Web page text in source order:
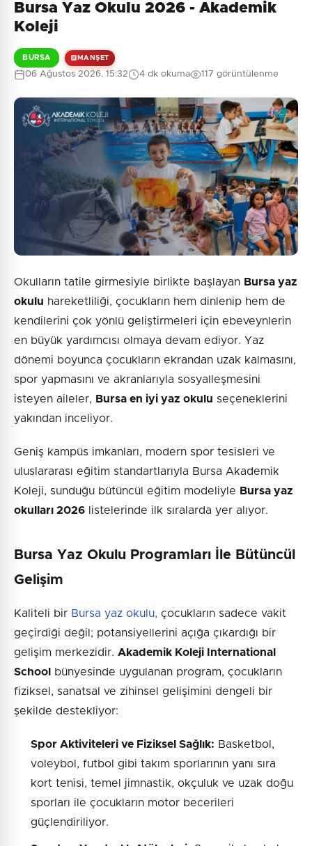
Güvenlik Sorusu:
9 + 1 = ?
Gönder
Henüz yorum yapılmamış. İlk yorumu siz yapın!
Bursa Yaz Okulu 2026 - Akademik
Koleji
BURSA MANŞET
06 Ağustos 2026, 15:32 4 dk okuma 117 görüntülenme
Okulların tatile girmesiyle birlikte başlayan Bursa yaz
okulu hareketliliği, çocukların hem dinlenip hem de
kendilerini çok yönlü geliştirmeleri için ebeveynlerin
en büyük yardımcısı olmaya devam ediyor. Yaz
dönemi boyunca çocukların ekrandan uzak kalmasını,
spor yapmasını ve akranlarıyla sosyalleşmesini
isteyen aileler, Bursa en iyi yaz okulu seçeneklerini
yakından inceliyor.
Geniş kampüs imkanları, modern spor tesisleri ve
uluslararası eğitim standartlarıyla Bursa Akademik
Koleji, sunduğu bütüncül eğitim modeliyle Bursa yaz
okulları 2026 listelerinde ilk sıralarda yer alıyor.
Bursa Yaz Okulu Programları İle Bütüncül
Gelişim
Kaliteli bir Bursa yaz okulu, çocukların sadece vakit
geçirdiği değil; potansiyellerini açığa çıkardığı bir
gelişim merkezidir. Akademik Koleji International
School
bünyesinde uygulanan program, çocukların
fiziksel, sanatsal ve zihinsel gelişimini dengeli bir
şekilde destekliyor:
Spor Aktiviteleri ve Fiziksel Sağlık: Basketbol,
voleybol, futbol gibi takım sporlarının yanı sıra
kort tenisi, temel jimnastik, okçuluk ve uzak doğu
sporları ile çocukların motor becerileri
güçlendiriliyor.